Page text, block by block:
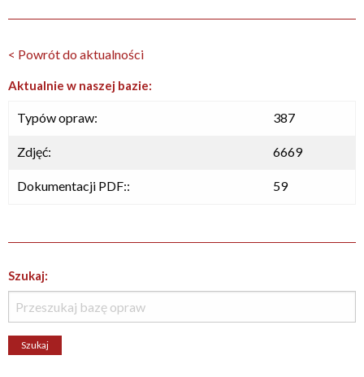
< Powrót do aktualności
Aktualnie w naszej bazie:
Typów opraw: 387
Zdjęć: 6669
Dokumentacji PDF:: 59
Szukaj: